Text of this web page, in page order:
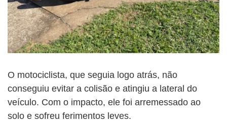
O motociclista, que seguia logo atrás, não
conseguiu evitar a colisão e atingiu a lateral do
veículo. Com o impacto, ele foi arremessado ao
solo e sofreu ferimentos leves.